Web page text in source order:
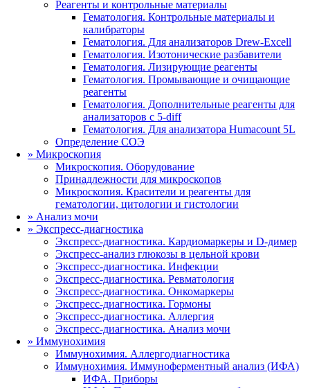
Реагенты и контрольные материалы
Гематология. Контрольные материалы и
калибраторы
Гематология. Для анализаторов Drew-Excell
Гематология. Изотонические разбавители
Гематология. Лизирующие реагенты
Гематология. Промывающие и очищающие
реагенты
Гематология. Дополнительные реагенты для
анализаторов с 5-diff
Гематология. Для анализатора Humacount 5L
Определение СОЭ
» Микроскопия
Микроскопия. Оборудование
Принадлежности для микроскопов
Микроскопия. Красители и реагенты для
гематологии, цитологии и гистологии
» Анализ мочи
» Экспресс-диагностика
Экспресс-диагностика. Кардиомаркеры и D-димер
Экспресс-анализ глюкозы в цельной крови
Экспресс-диагностика. Инфекции
Экспресс-диагностика. Ревматология
Экспресс-диагностика. Онкомаркеры
Экспресс-диагностика. Гормоны
Экспресс-диагностика. Аллергия
Экспресс-диагностика. Анализ мочи
» Иммунохимия
Иммунохимия. Аллергодиагностика
Иммунохимия. Иммуноферментный анализ (ИФА)
ИФА. Приборы